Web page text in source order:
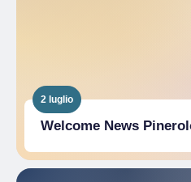
2 luglio
Welcome News